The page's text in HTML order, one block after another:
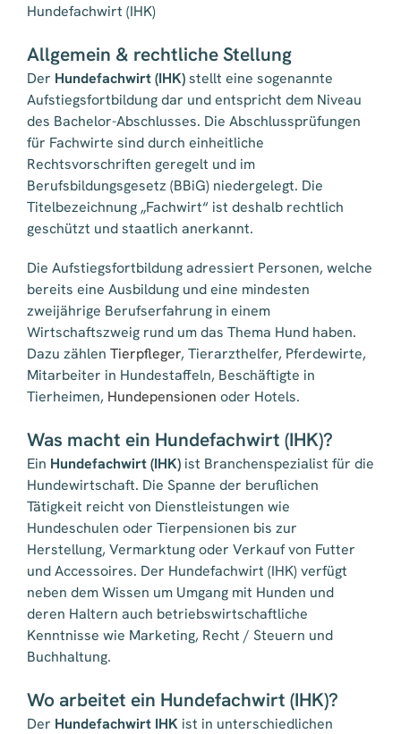
Hundefachwirt (IHK)
Allgemein & rechtliche Stellung
Der Hundefachwirt (IHK)stellt eine sogenannte
Aufstiegsfortbildung dar und entspricht dem Niveau
des Bachelor-Abschlusses. Die Abschlussprüfungen
für Fachwirte sind durch einheitliche
Rechtsvorschriften geregelt und im
Berufsbildungsgesetz (BBiG) niedergelegt. Die
Titelbezeichnung „Fachwirt“ ist deshalb rechtlich
geschützt und staatlich anerkannt.
Die Aufstiegsfortbildung adressiert Personen, welche
bereits eine Ausbildung und eine mindesten
zweijährige Berufserfahrung in einem
Wirtschaftszweig rund um das Thema Hund haben.
Dazu zählen Tierpfleger, Tierarzthelfer, Pferdewirte,
Mitarbeiter in Hundestaffeln, Beschäftigte in
Tierheimen, Hundepensionen oder Hotels.
Was macht ein Hundefachwirt (IHK)?
Ein Hundefachwirt (IHK) ist Branchenspezialist für die
Hundewirtschaft. Die Spanne der beruflichen
Tätigkeit reicht von Dienstleistungen wie
Hundeschulen oder Tierpensionen bis zur
Herstellung, Vermarktung oder Verkauf von Futter
und Accessoires. Der Hundefachwirt (IHK) verfügt
neben dem Wissen um Umgang mit Hunden und
deren Haltern auch betriebswirtschaftliche
Kenntnisse wie Marketing, Recht / Steuern und
Buchhaltung.
Wo arbeitet ein Hundefachwirt (IHK)?
Der Hundefachwirt IHK ist in unterschiedlichen